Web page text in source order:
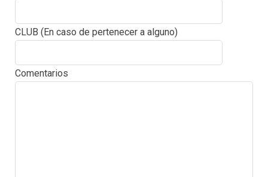
CLUB (En caso de pertenecer a alguno)
Comentarios